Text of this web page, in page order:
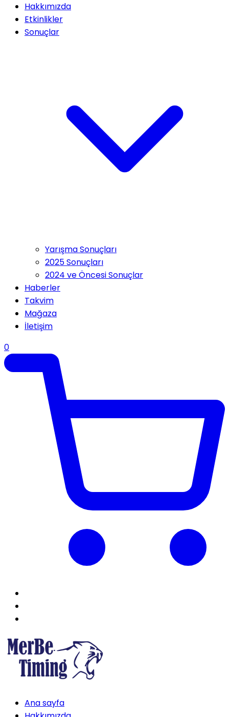
Hakkımızda
Etkinlikler
Sonuçlar
Yarışma Sonuçları
2025 Sonuçları
2024 ve Öncesi Sonuçlar
Haberler
Takvim
Mağaza
İletişim
0
Ana sayfa